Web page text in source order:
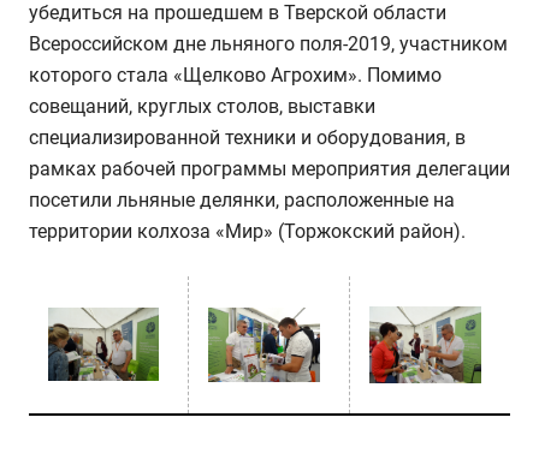
убедиться на прошедшем в Тверской области
Всероссийском дне льняного поля-2019, участником
которого стала «Щелково Агрохим». Помимо
совещаний, круглых столов, выставки
специализированной техники и оборудования, в
рамках рабочей программы мероприятия делегации
посетили льняные делянки, расположенные на
территории колхоза «Мир» (Торжокский район).